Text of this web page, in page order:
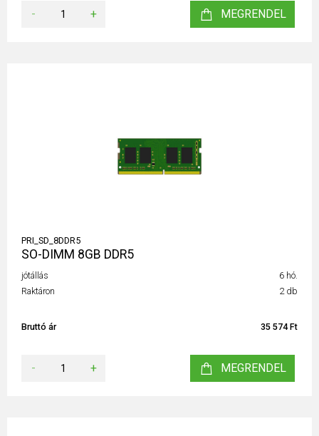
- + MEGRENDEL
PRI_SD_8DDR5
SO-DIMM 8GB DDR5
jótállás
6 hó.
Raktáron
2 db
Bruttó ár 35 574 Ft
- + MEGRENDEL